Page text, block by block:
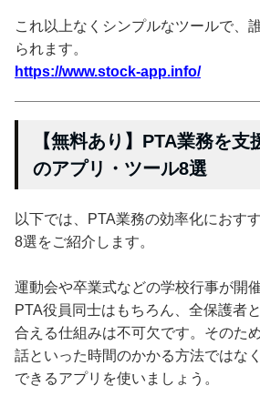
これ以上なくシンプルなツールで、
られます。
https://www.stock-app.info/
【無料あり】PTA業務を
のアプリ・ツール8選
以下では、PTA業務の効率化におす
8選をご紹介します。
運動会や卒業式などの学校行事が開
PTA役員同士はもちろん、全保護者
合える仕組みは不可欠です。そのた
話といった時間のかかる方法ではな
できるアプリを使いましょう。